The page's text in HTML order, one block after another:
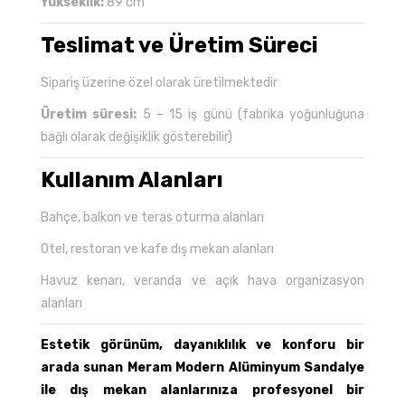
Teslimat ve Üretim Süreci
Sipariş üzerine özel olarak üretilmektedir
Üretim süresi: 5 – 15 iş günü (fabrika yoğunluğuna
bağlı olarak değişiklik gösterebilir)
Kullanım Alanları
Bahçe, balkon ve teras oturma alanları
Otel, restoran ve kafe dış mekan alanları
Havuz kenarı, veranda ve açık hava organizasyon
alanları
Estetik görünüm, dayanıklılık ve konforu bir
arada sunan Meram Modern Alüminyum Sandalye
ile dış mekan alanlarınıza profesyonel bir